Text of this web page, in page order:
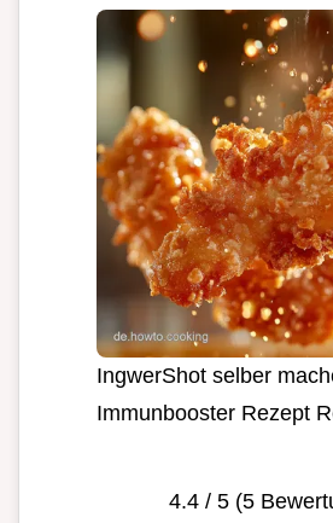
IngwerShot selber
Immunbooster Rezept
4.4 / 5 (5